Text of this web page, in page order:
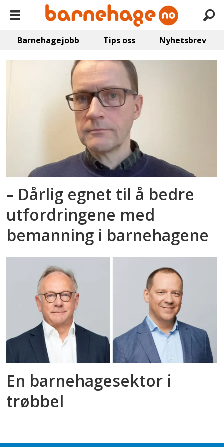
Barnehagejobb Tips oss Nyhetsbrev
Emne:
barnehageeiere
– Dårlig egnet til å bedre
utfordringene med
bemanning i barnehagene
En barnehagesektor i
trøbbel